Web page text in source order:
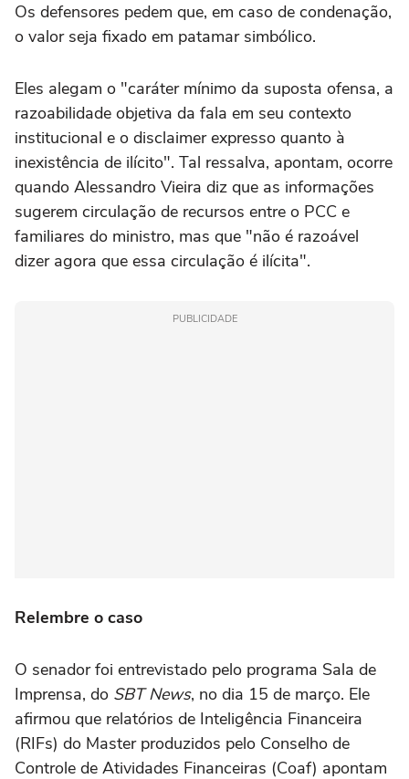
Os defensores pedem que, em caso de condenação,
o valor seja fixado em patamar simbólico.
Eles alegam o "caráter mínimo da suposta ofensa, a
razoabilidade objetiva da fala em seu contexto
institucional e o disclaimer expresso quanto à
inexistência de ilícito". Tal ressalva, apontam, ocorre
quando Alessandro Vieira diz que as informações
sugerem circulação de recursos entre o PCC e
familiares do ministro, mas que "não é razoável
dizer agora que essa circulação é ilícita".
PUBLICIDADE
Relembre o caso
O senador foi entrevistado pelo programa Sala de
Imprensa, do SBT News, no dia 15 de março. Ele
afirmou que relatórios de Inteligência Financeira
(RIFs) do Master produzidos pelo Conselho de
Controle de Atividades Financeiras (Coaf) apontam